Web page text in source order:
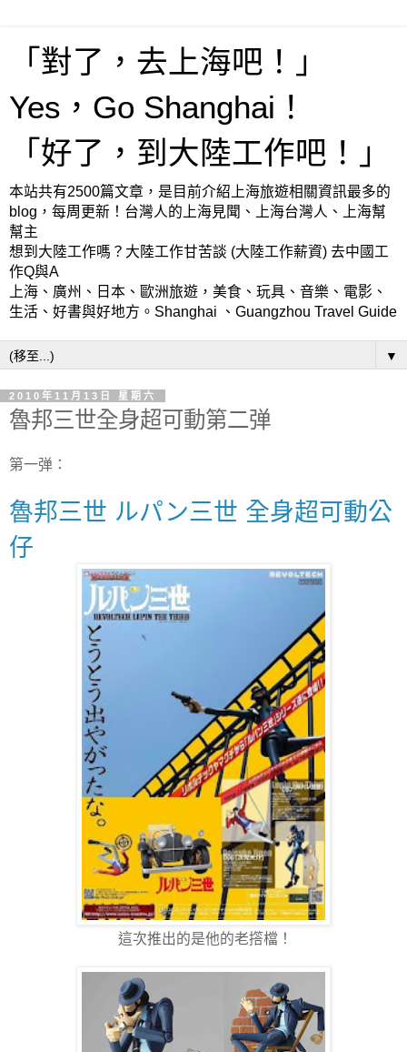
「對了，去上海吧！」
Yes，Go Shanghai！
「好了，到大陸工作吧！」
本站共有2500篇文章，是目前介紹上海旅遊相關資訊最多的
blog，每周更新！台灣人的上海見聞、上海台灣人、上海幫
幫主
想到大陸工作嗎？大陸工作甘苦談 (大陸工作薪資) 去中國工
作Q與A
上海、廣州、日本、歐洲旅遊，美食、玩具、音樂、電影、
生活、好書與好地方。Shanghai 、Guangzhou Travel Guide
▼
2010年11月13日 星期六
魯邦三世全身超可動第二弹
第一弹：
魯邦三世 ルパン三世 全身超可動公
仔
這次推出的是他的老撘檔！